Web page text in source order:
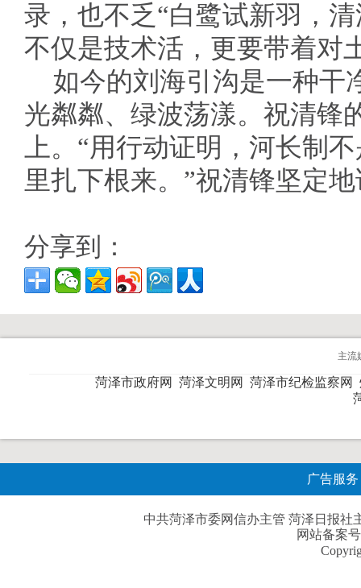
录，也不乏“白鹭试新羽，
不仅是技术活，更要带着对
如今的刘海引沟是一种干
光粼粼、绿波荡漾。祝清锋
上。“用行动证明，河长制
里扎下根来。”祝清锋坚定
分享到：
主流
菏泽市政府网 菏泽文明网 菏泽市纪检监察网
广告服务
中共菏泽市委网信办主管 菏泽日报社
网站备案